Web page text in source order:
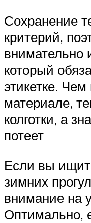
Сохранение
критерий,
внимательно
который
этикетке.
материале,
колготки, а
потеет
Если вы
зимних
внимание на
Оптимально,